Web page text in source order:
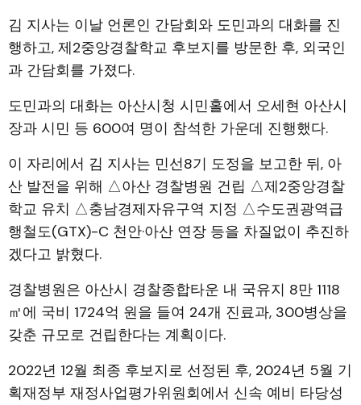
김 지사는 이날 언론인 간담회와 도민과의 대화를 진
행하고, 제2중앙경찰학교 후보지를 방문한 후, 외국인
과 간담회를 가졌다.
도민과의 대화는 아산시청 시민홀에서 오세현 아산시
장과 시민 등 600여 명이 참석한 가운데 진행했다.
이 자리에서 김 지사는 민선8기 도정을 보고한 뒤, 아
산 발전을 위해 △아산 경찰병원 건립 △제2중앙경찰
학교 유치 △충남경제자유구역 지정 △수도권광역급
행철도(GTX)-C 천안·아산 연장 등을 차질없이 추진하
겠다고 밝혔다.
경찰병원은 아산시 경찰종합타운 내 국유지 8만 1118
㎡에 국비 1724억 원을 들여 24개 진료과, 300병상을
갖춘 규모로 건립한다는 계획이다.
2022년 12월 최종 후보지로 선정된 후, 2024년 5월 기
획재정부 재정사업평가위원회에서 신속 예비 타당성